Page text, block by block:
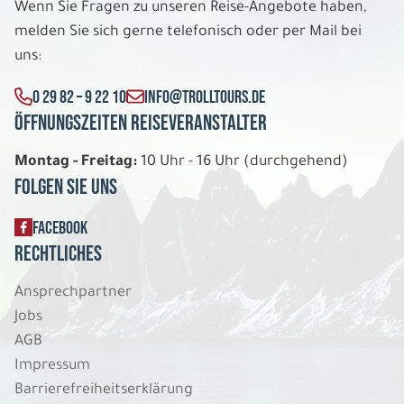
Di. 01.12. - So. 06.12.2026
Äkäshotelli
Apartment 2 Schlafzimmer für 4 Personen
Belegung: 4
Di. 01.12. - So. 06.12.2026
Wenn Sie Fragen zu unseren Reise-Angebote haben,
melden Sie sich gerne telefonisch oder per Mail bei
uns:
0 29 82 – 9 22 10 INFO@TROLLTOURS.DE
Öffnungszeiten Reiseveranstalter
Montag - Freitag: 10 Uhr - 16 Uhr (durchgehend)
Folgen Sie uns
FACEBOOK
Rechtliches
Ansprechpartner
Jobs
AGB
Impressum
Barrierefreiheitserklärung